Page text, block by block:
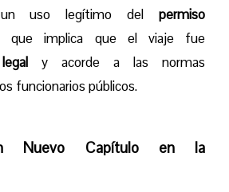
uso legítimo del permiso
que implica que el viaje fue
legal y acorde a las normas
funcionarios públicos.
Nuevo Capítulo en la